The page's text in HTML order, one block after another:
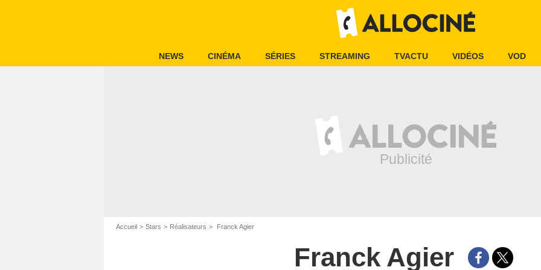
NEWS CINÉMA SÉRIES STREAMING TVACTU VIDÉOS VOD
Accueil Stars Réalisateurs Franck Agier
Franck Agier